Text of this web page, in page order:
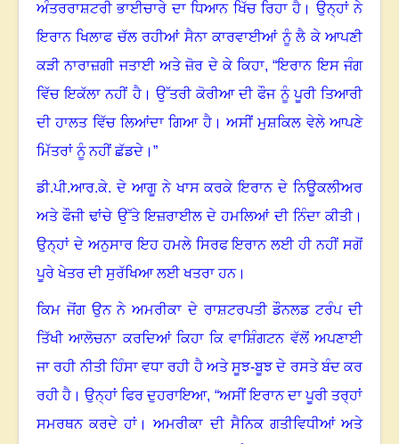
ਅੰਤਰਰਾਸ਼ਟਰੀ ਭਾਈਚਾਰੇ ਦਾ ਧਿਆਨ ਖਿੱਚ ਰਿਹਾ ਹੈ । ਉਨ੍ਹਾਂ ਨੇ
ਇਰਾਨ ਖਿਲਾਫ ਚੱਲ ਰਹੀਆਂ ਸੈਨਾ ਕਾਰਵਾਈਆਂ ਨੂੰ ਲੈ ਕੇ ਆਪਣੀ
ਕੜੀ ਨਾਰਾਜ਼ਗੀ ਜਤਾਈ ਅਤੇ ਜ਼ੋਰ ਦੇ ਕੇ ਕਿਹਾ, “ਇਰਾਨ ਇਸ ਜੰਗ
ਵਿੱਚ ਇਕੱਲਾ ਨਹੀਂ ਹੈ। ਉੱਤਰੀ ਕੋਰੀਆ ਦੀ ਫੌਜ ਨੂੰ ਪੂਰੀ ਤਿਆਰੀ
ਦੀ ਹਾਲਤ ਵਿੱਚ ਲਿਆਂਦਾ ਗਿਆ ਹੈ।ਅਸੀਂ ਮੁਸ਼ਕਿਲ ਵੇਲੇ ਆਪਣੇ
ਮਿੱਤਰਾਂ ਨੂੰ ਨਹੀਂ ਛੱਡਦੇ।”
ਡੀ.ਪੀ.ਆਰ.ਕੇ. ਦੇ ਆਗੂ ਨੇ ਖਾਸ ਕਰਕੇ ਇਰਾਨ ਦੇ ਨਿਊਕਲੀਅਰ
ਅਤੇ ਫੌਜੀ ਢਾਂਚੇ ਉੱਤੇ ਇਜ਼ਰਾਈਲ ਦੇ ਹਮਲਿਆਂ ਦੀ ਨਿੰਦਾ ਕੀਤੀ।
ਉਨ੍ਹਾਂ ਦੇ ਅਨੁਸਾਰ ਇਹ ਹਮਲੇ ਸਿਰਫ ਇਰਾਨ ਲਈ ਹੀ ਨਹੀਂ ਸਗੋਂ
ਪੂਰੇ ਖੇਤਰ ਦੀ ਸੁਰੱਖਿਆ ਲਈ ਖਤਰਾ ਹਨ।
ਕਿਮ ਜੋਂਗ ਉਨ ਨੇ ਅਮਰੀਕਾ ਦੇ ਰਾਸ਼ਟਰਪਤੀ ਡੌਨਲਡ ਟਰੰਪ ਦੀ
ਤਿੱਖੀ ਆਲੋਚਨਾ ਕਰਦਿਆਂ ਕਿਹਾ ਕਿ ਵਾਸ਼ਿੰਗਟਨ ਵੱਲੋਂ ਅਪਣਾਈ
ਜਾ ਰਹੀ ਨੀਤੀ ਹਿੰਸਾ ਵਧਾ ਰਹੀ ਹੈ ਅਤੇ ਸੂਝ-ਬੂਝ ਦੇ ਰਸਤੇ ਬੰਦ ਕਰ
ਰਹੀ ਹੈ । ਉਨ੍ਹਾਂ ਫਿਰ ਦੁਹਰਾਇਆ, “ਅਸੀਂ ਇਰਾਨ ਦਾ ਪੂਰੀ ਤਰ੍ਹਾਂ
ਸਮਰਥਨ ਕਰਦੇ ਹਾਂ ।ਅਮਰੀਕਾ ਦੀ ਸੈਨਿਕ ਗਤੀਵਿਧੀਆਂ ਅਤੇ